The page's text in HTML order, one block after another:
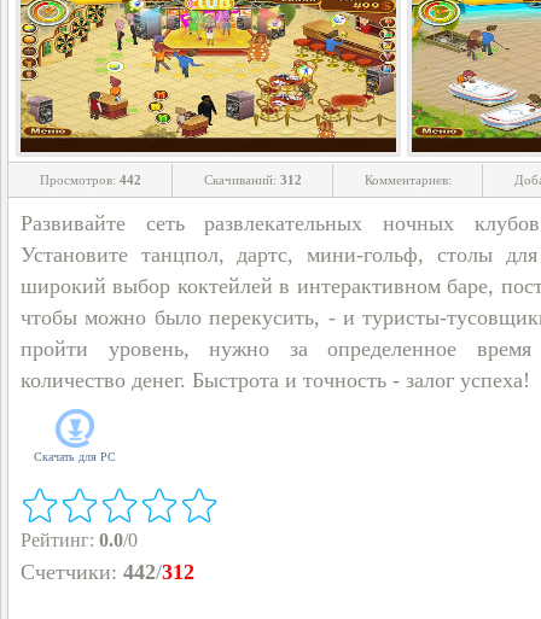
Просмотров: 442 Скачиваний: 312 Комментариев:
Развивайте сеть развлекательных ночных
Установите танцпол, дартс, мини-гольф, столы для
широкий выбор коктейлей в интерактивном баре,
чтобы можно было перекусить, - и туристы-
пройти уровень, нужно за определенное время
количество денег. Быстрота и точность - залог успеха!
Скачать для PC
Рейтинг: 0.0/0
Счетчики: 442/312